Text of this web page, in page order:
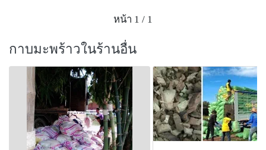
หน้า 1 / 1
กาบมะพร้าวในร้านอื่น